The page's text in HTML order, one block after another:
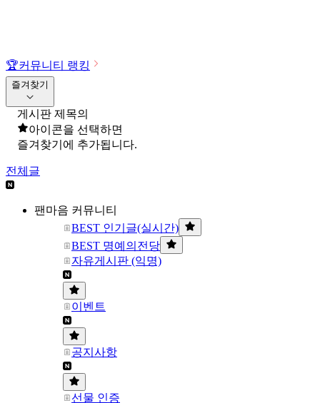
🏆커뮤니티 랭킹
즐겨찾기
게시판 제목의
아이콘을 선택하면
즐겨찾기에 추가됩니다.
전체글
팬마음 커뮤니티
BEST 인기글(실시간)
BEST 명예의전당
자유게시판 (익명)
이벤트
공지사항
선물 인증